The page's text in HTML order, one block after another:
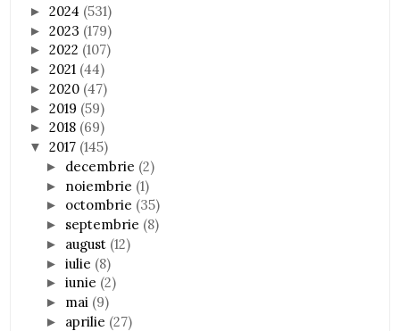
►2024 (531)
►2023 (179)
►2022 (107)
►2021 (44)
►2020 (47)
►2019 (59)
►2018 (69)
▼2017 (145)
► decembrie (2)
► noiembrie (1)
► octombrie (35)
► septembrie (8)
► august (12)
►iulie (8)
►iunie (2)
► mai (9)
► aprilie (27)